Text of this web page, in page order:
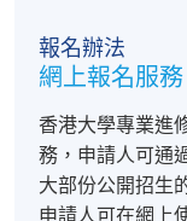
保安人員
有志以談判技
📅課程詳情
報名辦法
網上報名服務
香港大學專業進
務，申請人可通
大部份公開招生
申請人可在網上